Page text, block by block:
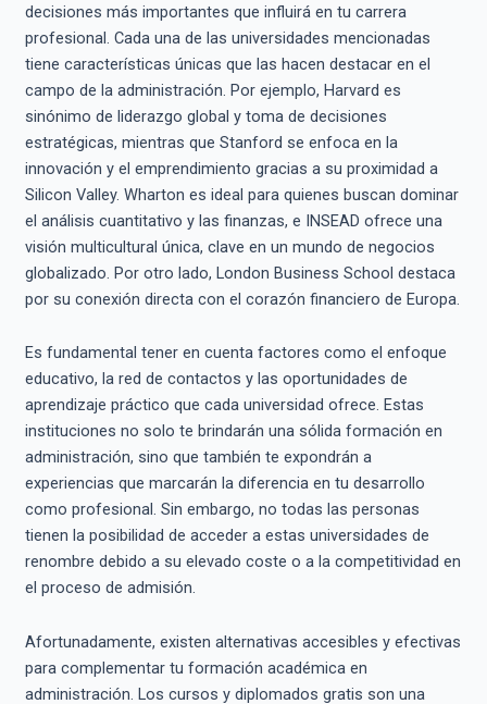
decisiones más importantes que influirá en tu carrera
profesional. Cada una de las universidades mencionadas
tiene características únicas que las hacen destacar en el
campo de la administración. Por ejemplo, Harvard es
sinónimo de liderazgo global y toma de decisiones
estratégicas, mientras que Stanford se enfoca en la
innovación y el emprendimiento gracias a su proximidad a
Silicon Valley. Wharton es ideal para quienes buscan dominar
el análisis cuantitativo y las finanzas, e INSEAD ofrece una
visión multicultural única, clave en un mundo de negocios
globalizado. Por otro lado, London Business School destaca
por su conexión directa con el corazón financiero de Europa.
Es fundamental tener en cuenta factores como el enfoque
educativo, la red de contactos y las oportunidades de
aprendizaje práctico que cada universidad ofrece. Estas
instituciones no solo te brindarán una sólida formación en
administración, sino que también te expondrán a
experiencias que marcarán la diferencia en tu desarrollo
como profesional. Sin embargo, no todas las personas
tienen la posibilidad de acceder a estas universidades de
renombre debido a su elevado coste o a la competitividad en
el proceso de admisión.
Afortunadamente, existen alternativas accesibles y efectivas
para complementar tu formación académica en
administración. Los cursos y diplomados gratis son una